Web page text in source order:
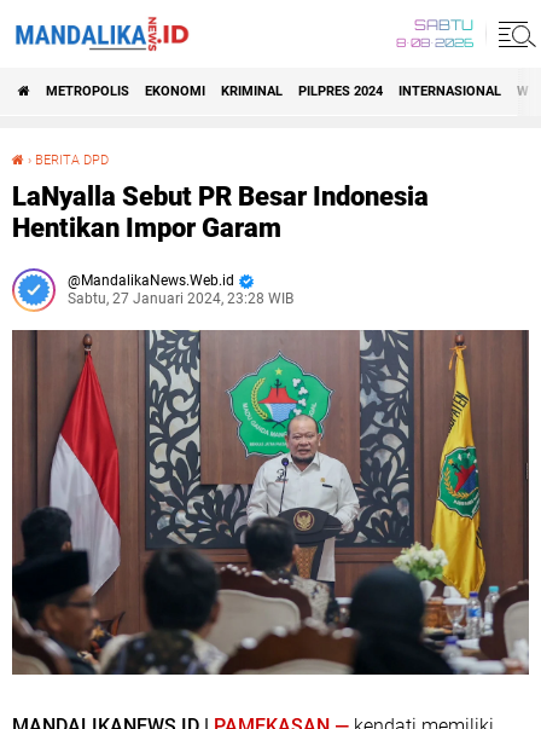
SABTU
8•08•2026
METROPOLIS EKONOMI KRIMINAL PILPRES 2024 INTERNASIONAL
› BERITA DPD
LaNyalla Sebut PR Besar Indonesia
Hentikan Impor Garam
MandalikaNews.Web.id
Sabtu, 27 Januari 2024, 23:28 WIB